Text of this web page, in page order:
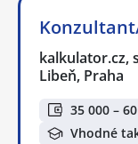
kalkulator.cz,
Libeň, Praha
35 000 –
Vhodné